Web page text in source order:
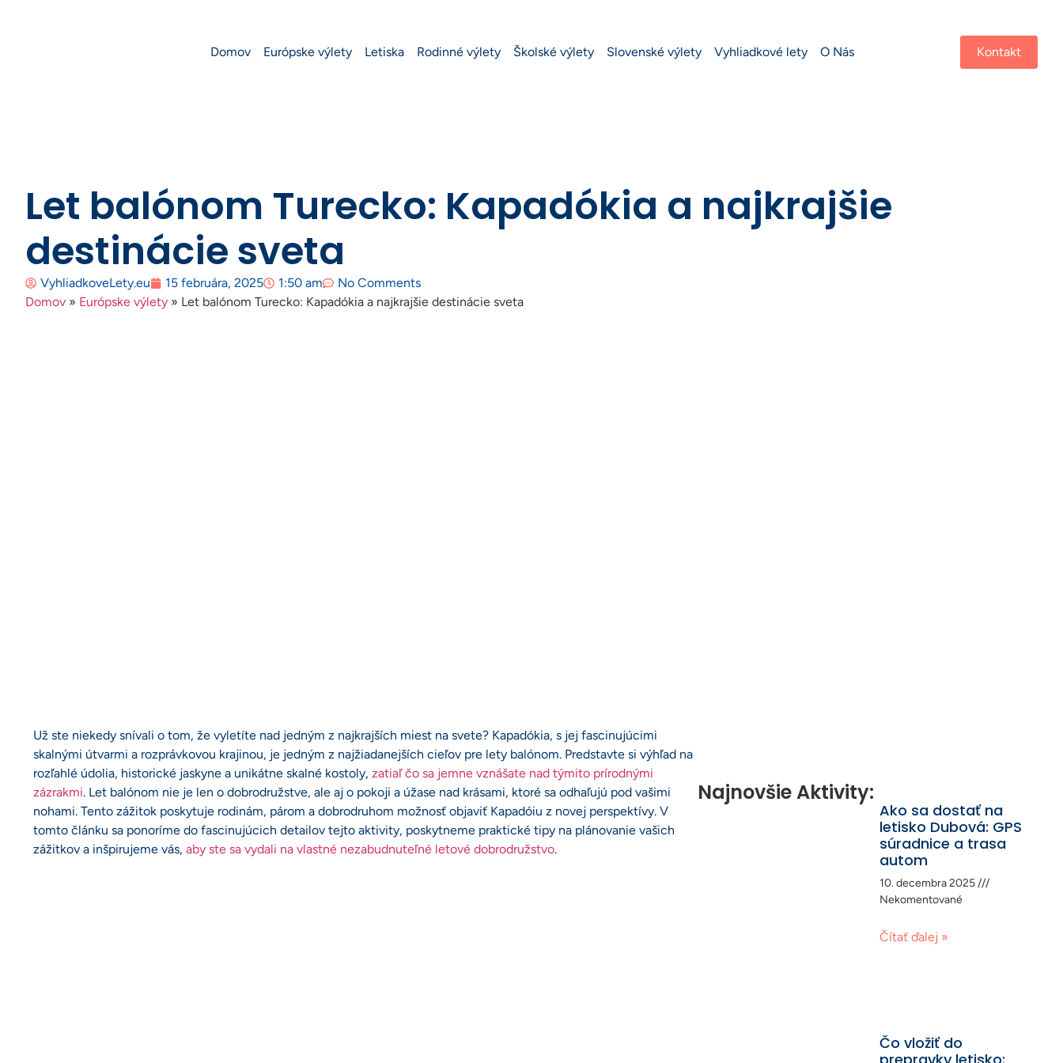
Domov Európske výlety Letiska Rodinné výlety Školské výlety Slovenské výlety Vyhliadkové lety O Nás Kontakt
Let balónom Turecko: Kapadókia a najkrajšie
destinácie sveta
VyhliadkoveLety.eu 15 februára, 2025 1:50 am
No Comments
Domov » Európske výlety » Let balónom Turecko: Kapadókia a najkrajšie destinácie sveta
Už ste niekedy snívali o tom, že vyletíte nad jedným z najkrajších miest na svete? Kapadókia, s jej fascinujúcimi
skalnými útvarmi a rozprávkovou krajinou, je jedným z najžiadanejších cieľov pre lety balónom. Predstavte si výhľad na
rozľahlé údolia, historické jaskyne a unikátne skalné kostoly, zatiaľ čo sa jemne vznášate nad týmito prírodnými
zázrakmi. Let balónom nie je len o dobrodružstve, ale aj o pokoji a úžase nad krásami, ktoré sa odhaľujú pod vašimi
nohami. Tento zážitok poskytuje rodinám, párom a dobrodruhom možnosť objaviť Kapadóiu z novej perspektívy. V
tomto článku sa ponoríme do fascinujúcich detailov tejto aktivity, poskytneme praktické tipy na plánovanie vašich
zážitkov a inšpirujeme vás, aby ste sa vydali na vlastné nezabudnuteľné letové dobrodružstvo.
Najnovšie Aktivity:
Ako sa dostať na
letisko Dubová: GPS
súradnice a trasa
autom
10. decembra 2025
Nekomentované
Čítať ďalej »
Čo vložiť do